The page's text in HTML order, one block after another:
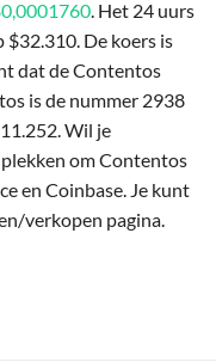
. Het 24 uurs
De koers is
dat de Contentos
is de nummer 2938
Wil je
om Contentos
en Coinbase. Je kunt
verkopen pagina.